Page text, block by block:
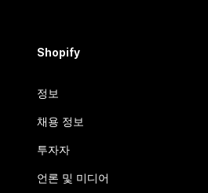
Shopify
정보
채용 정보
투자자
언론 및 미디어